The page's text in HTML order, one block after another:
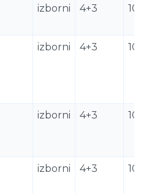
izborni 4+3 10
izborni 4+3 10
izborni 4+3 10
izborni 4+3 10